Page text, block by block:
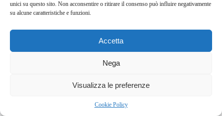
unici su questo sito. Non acconsentire o ritirare il consenso può influire negativamente
su alcune caratteristiche e funzioni.
Accetta
Nega
Visualizza le preferenze
Cookie Policy
Il caso Corvetto: l’impatto dei traumi e della
disuguaglianza sui giovani di seconda generazione a
Eleonora Mancini
abbiamo analizzato come le esperienze di batour, anas e